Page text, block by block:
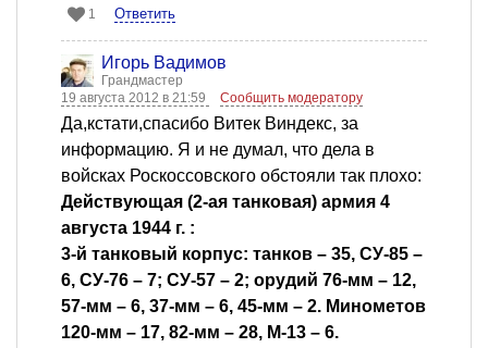
1 Ответить
Игорь Вадимов
Грандмастер
19 августа 2012 в 21:59
Сообщить модератору
Да,кстати,спасибо Витек Виндекс, за
информацию. Я и не думал, что дела в
войсках Роскоссовского обстояли так плохо:
Действующая (2-aя танковaя) армия 4
августа 1944 г. :
3-й танковый корпус: танков – 35, СУ-85 –
6, СУ-76 – 7; СУ-57 – 2; орудий 76-мм – 12,
57-мм – 6, 37-мм – 6, 45-мм – 2. Минометов
120-мм – 17, 82-мм – 28, М-13 – 6.